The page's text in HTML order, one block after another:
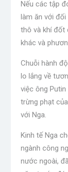
Nếu các tập
làm ăn với
thô và khí đốt
khác và
Chuỗi hành
lo lắng về
việc ông
trừng phạt
với Nga.
Kinh tế Nga
ngành công
nước ngoài,